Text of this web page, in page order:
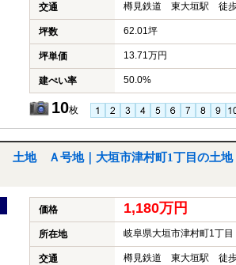
交通 樽見鉄道 東大垣駅 徒
坪数 62.01坪
坪単価 13.71万円
建ぺい率 50.0%
10枚
土地 Ａ号地｜大垣市津村町1丁目の土地
価格 1,180万円
所在地 岐阜県大垣市津村町1丁目
交通 樽見鉄道 東大垣駅 徒